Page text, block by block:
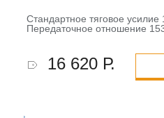
Стандартное тяговое усилие
Передаточное отношение
16 620 Р.